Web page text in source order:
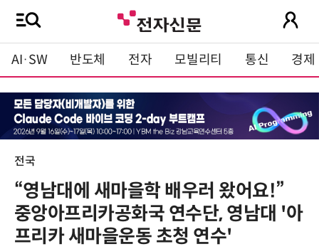
AI·SW 반도체 전자 모빌리티 통신 경제
전국
“영남대에 새마을학 배우러 왔어요!”
중앙아프리카공화국 연수단, 영남대 '아
프리카 새마을운동 초청 연수'